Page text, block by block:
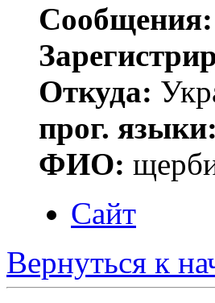
Сообщения:
Откуда:
прог. языки:
ФИО:
Сайт
Вернуться к